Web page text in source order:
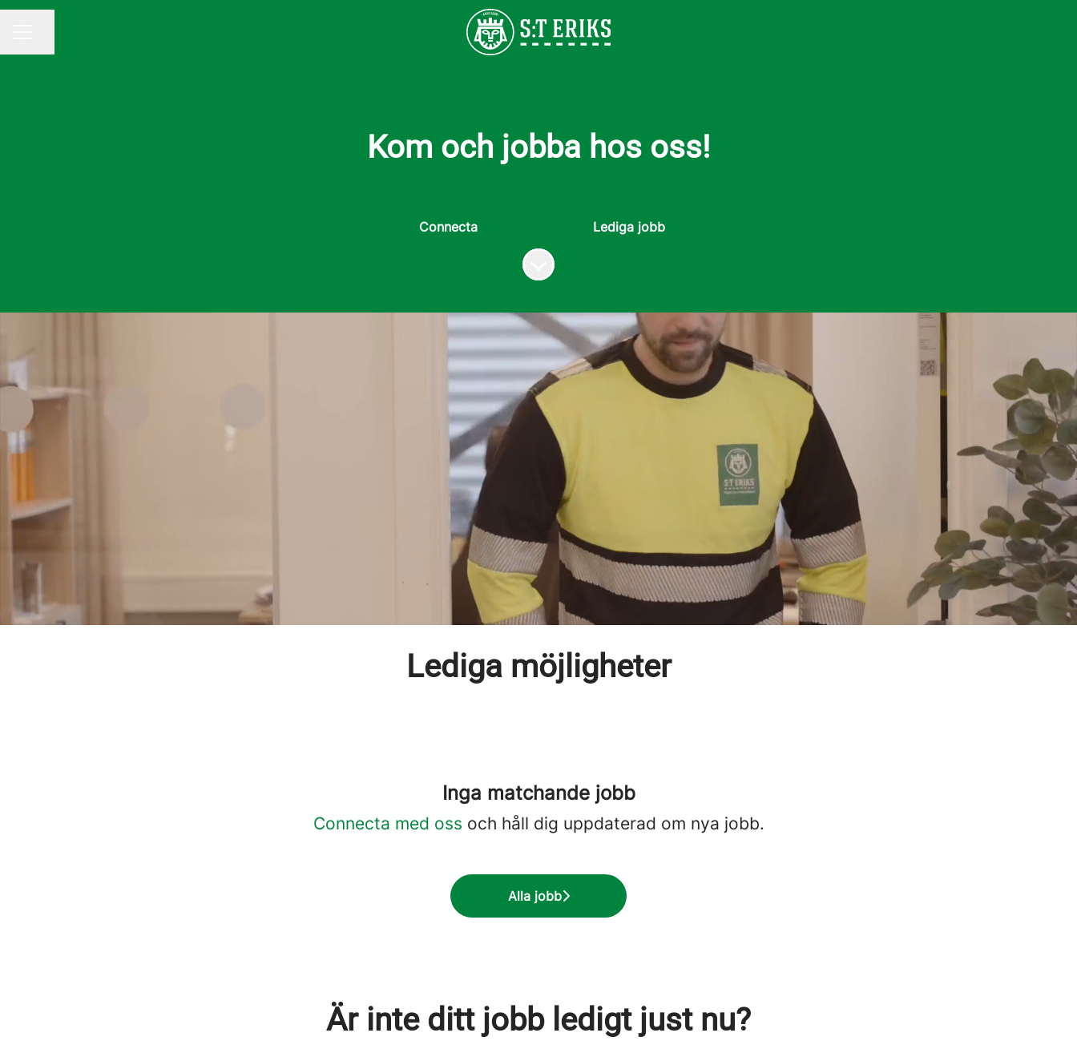
Kom och jobba hos oss!
Connecta
Lediga jobb
Skrolla för mer innehåll
Välkommen till S:t Eriks!
För oss är det viktigt att människor får växa, både som individer
och som team. Här kan du läsa mer om hur det är att arbeta på
S:t Eriks, våra karriärvägar samt söka bland våra lediga tjänster.
Välkommen att skapa din unika karriär hos oss!
Lediga möjligheter
Inga matchande jobb
Connecta med oss och håll dig uppdaterad om nya jobb.
Alla jobb
Är inte ditt jobb ledigt just nu?